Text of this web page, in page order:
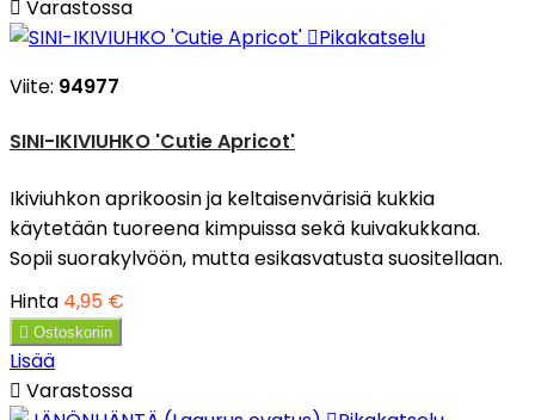
 Varastossa
Pikakatselu
Viite: 94977
SINI-IKIVIUHKO 'Cutie Apricot'
Ikiviuhkon aprikoosin ja keltaisenvärisiä kukkia
käytetään tuoreena kimpuissa sekä kuivakukkana.
Sopii suorakylvöön, mutta esikasvatusta suositellaan.
Hinta 4,95 €
 Ostoskoriin
Lisää
 Varastossa